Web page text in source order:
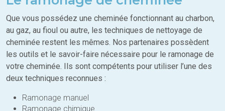
Que vous possédez une cheminée fonctionnant au charbon,
au gaz, au fioul ou autre, les techniques de nettoyage de
cheminée restent les mêmes. Nos partenaires possèdent
les outils et le savoir-faire nécessaire pour le ramonage de
votre cheminée. Ils sont compétents pour utiliser l’une des
deux techniques reconnues :
Ramonage manuel
Ramonage chimique